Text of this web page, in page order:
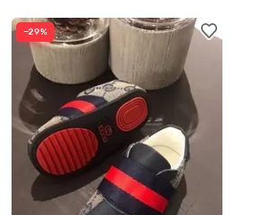
−29%